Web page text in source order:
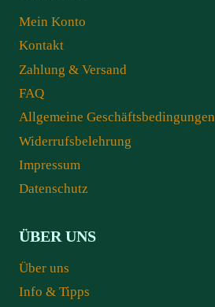
Mein Konto
Kontakt
Zahlung & Versand
FAQ
Allgemeine Geschäftsbedingungen
Widerrufsbelehrung
Impressum
Datenschutz
ÜBER UNS
Über uns
Info & Tipps